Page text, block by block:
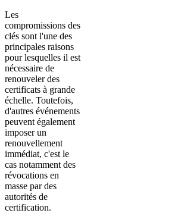
Les
compromissions des
clés sont l'une des
principales raisons
pour lesquelles il est
nécessaire de
renouveler des
certificats à grande
échelle. Toutefois,
d'autres événements
peuvent également
imposer un
renouvellement
immédiat, c'est le
cas notamment des
révocations en
masse par des
autorités de
certification.